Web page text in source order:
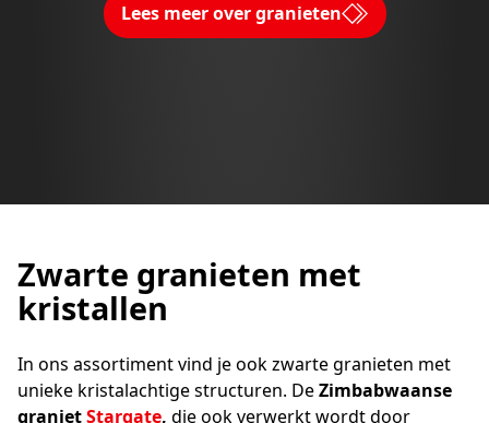
Lees meer over granieten
Zwarte granieten met
kristallen
In ons assortiment vind je ook zwarte granieten met
unieke kristalachtige structuren. DeZimbabwaanse
granietStargate, die ook verwerkt wordt door